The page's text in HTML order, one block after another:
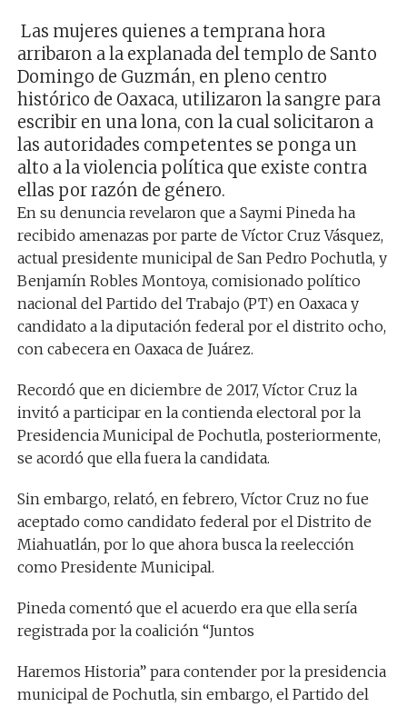
Las mujeres quienes a temprana hora
arribaron a la explanada del templo de Santo
Domingo de Guzmán, en pleno centro
histórico de Oaxaca, utilizaron la sangre para
escribir en una lona, con la cual solicitaron a
las autoridades competentes se ponga un
alto a la violencia política que existe contra
ellas por razón de género.
En su denuncia revelaron que a Saymi Pineda ha
recibido amenazas por parte de Víctor Cruz Vásquez,
actual presidente municipal de San Pedro Pochutla, y
Benjamín Robles Montoya, comisionado político
nacional del Partido del Trabajo (PT) en Oaxaca y
candidato a la diputación federal por el distrito ocho,
con cabecera en Oaxaca de Juárez.
Recordó que en diciembre de 2017, Víctor Cruz la
invitó a participar en la contienda electoral por la
Presidencia Municipal de Pochutla, posteriormente,
se acordó que ella fuera la candidata.
Sin embargo, relató, en febrero, Víctor Cruz no fue
aceptado como candidato federal por el Distrito de
Miahuatlán, por lo que ahora busca la reelección
como Presidente Municipal.
Pineda comentó que el acuerdo era que ella sería
registrada por la coalición “Juntos
Haremos Historia” para contender por la presidencia
municipal de Pochutla, sin embargo, el Partido del